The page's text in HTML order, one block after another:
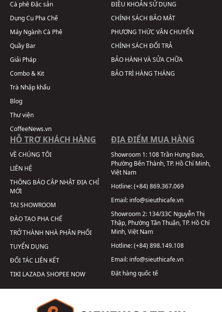
Cà phê Đặc sản
Dụng Cụ Pha Chế
Máy Ngành Cà Phê
Quầy Bar
Giải Pháp
Combo & Kit
Trà Nhập khẩu
Blog
Thư viện
CoffeeNews.vn
ĐIỀU KHOẢN SỬ DỤNG
CHÍNH SÁCH BẢO MẬT
PHƯƠNG THỨC VẬN CHUYỂN
CHÍNH SÁCH ĐỔI TRẢ
BẢO HÀNH VÀ SỬA CHỮA
BẢO TRÌ HÀNG THÁNG
HỖ TRỢ KHÁCH HÀNG
VỀ CHÚNG TÔI
LIÊN HỆ
THÔNG BÁO CẬP NHẬT ĐỊA CHỈ
MỚI
TẠI SHOWROOM
ĐÀO TẠO PHA CHẾ
TRỞ THÀNH NHÀ PHÂN PHỐI
TUYỂN DỤNG
ĐỐI TÁC LIÊN KẾT
TIKI LAZADASHOPEE NOW
ĐỊA ĐIỂM MUA HÀNG
Showroom 1: 108 Trần Hưng Đạo,
Phường Bến Thành, TP. Hồ Chí Minh,
Việt Nam
Hotline:(+84) 869.367.069
Email: info@sieuthicafe.vn
Showroom 2: 134/33C Nguyễn Thị
Thập, Phường Tân Thuận, TP. Hồ Chí
Minh, Việt Nam
Hotline:(+84) 898.149.108
Email: info@sieuthicafe.vn
Đặt hàng quốc tế